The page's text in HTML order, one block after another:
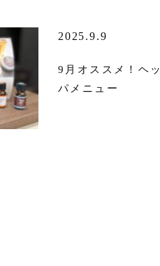
2025.9.9
9月オススメ！ヘ
パメニュー